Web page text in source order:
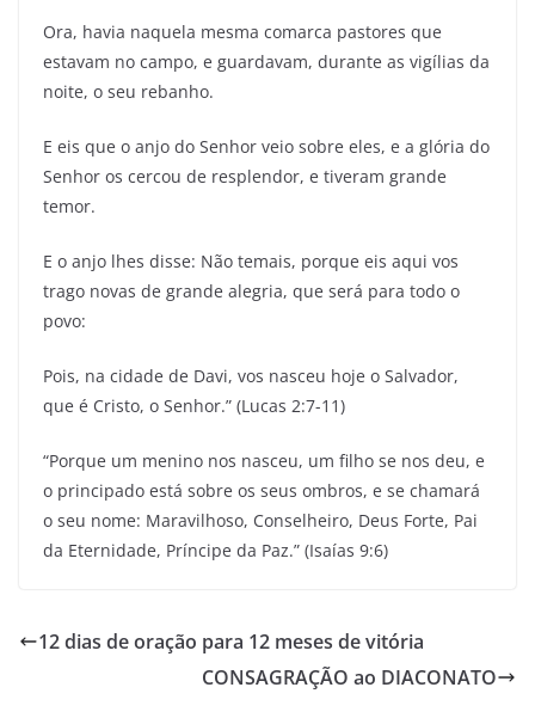
p
p
o
o
Ora, havia naquela mesma comarca pastores que
estavam no campo, e guardavam, durante as vigílias da
noite, o seu rebanho.
E eis que o anjo do Senhor veio sobre eles, e a glória do
Senhor os cercou de resplendor, e tiveram grande
temor.
E o anjo lhes disse: Não temais, porque eis aqui vos
trago novas de grande alegria, que será para todo o
povo:
Pois, na cidade de Davi, vos nasceu hoje o Salvador,
que é Cristo, o Senhor.” (Lucas 2:7-11)
“Porque um menino nos nasceu, um filho se nos deu, e
o principado está sobre os seus ombros, e se chamará
o seu nome: Maravilhoso, Conselheiro, Deus Forte, Pai
da Eternidade, Príncipe da Paz.” (Isaías 9:6)
12 dias de oração para 12 meses de vitória
CONSAGRAÇÃO ao DIACONATO